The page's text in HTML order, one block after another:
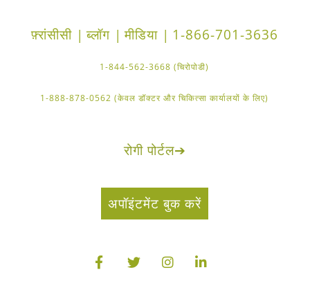
फ़्रांसीसी | ब्लॉग | मीडिया | 1-866-701-3636
1-844-562-3668 (चिरोपोडी)
1-888-878-0562 (केवल डॉक्टर और चिकित्सा कार्यालयों के लिए)
रोगी पोर्टल➔
अपॉइंटमेंट बुक करें